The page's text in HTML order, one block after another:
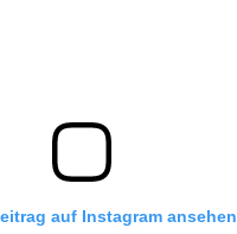
auf Instagram ansehen